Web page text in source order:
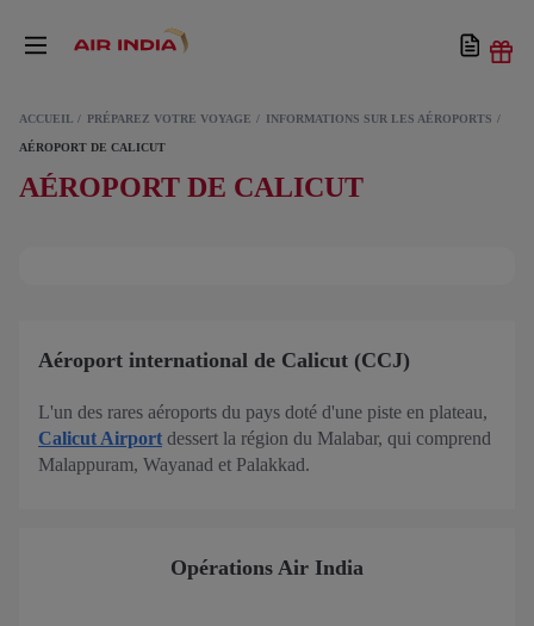
ACCUEIL PRÉPAREZ VOTRE VOYAGE INFORMATIONS SUR LES AÉROPORTS
AÉROPORT DE CALICUT
AÉROPORT DE CALICUT
Aéroport international de Calicut (CCJ)
L'un des rares aéroports du pays doté d'une piste en plateau,
Calicut Airport dessert la région du Malabar, qui comprend
Malappuram, Wayanad et Palakkad.
Opérations Air India